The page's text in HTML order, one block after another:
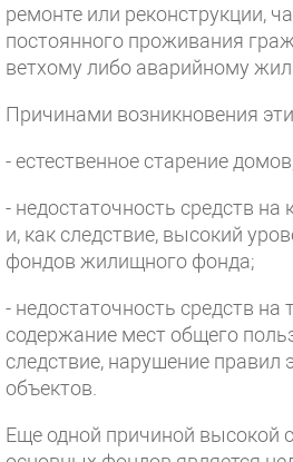
ремонте или реконструкции,
постоянного проживания
ветхому либо аварийному
Причинами возникновения
- естественное старение
- недостаточность средств
и, как следствие, высокий
фондов жилищного фонда;
- недостаточность средств на
содержание мест общего
следствие, нарушение правил
объектов.
Еще одной причиной высокой